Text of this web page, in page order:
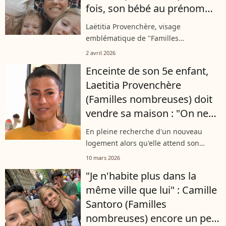
fois, son bébé au prénom
original est né
Laëtitia Provenchère, visage
emblématique de "Familles
nombreuses", annonce une grande
cinquième bébé. Sur les réseaux
sociaux, elle publie une première...
2 avril 2026
Enceinte de son 5e enfant,
Laetitia Provenchère
(Familles nombreuses) doit
vendre sa maison : "On ne
peut rien faire de plus"
En pleine recherche d'un nouveau
logement alors qu'elle attend son
cinquième enfant, Laetitia Provenchère
explications sur ce qui la poussait elle...
10 mars 2026
"Je n'habite plus dans la
même ville que lui" : Camille
Santoro (Familles
nombreuses) encore un peu